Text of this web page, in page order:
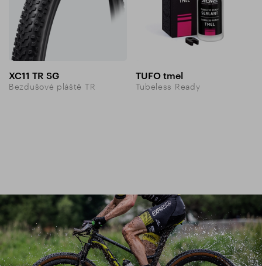
XC11 TR SG
Bezdušové pláště TR
TUFO tmel
Tubeless Ready